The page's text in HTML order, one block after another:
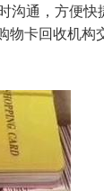
沟通，方便
回收机构